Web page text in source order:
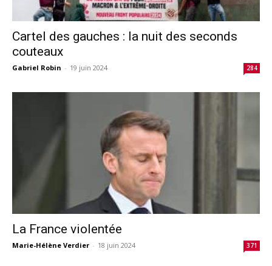
Cartel des gauches : la nuit des seconds
couteaux
Gabriel Robin - 19 juin 2024 284
La France violentée
Marie-Hélène Verdier - 18 juin 2024 371